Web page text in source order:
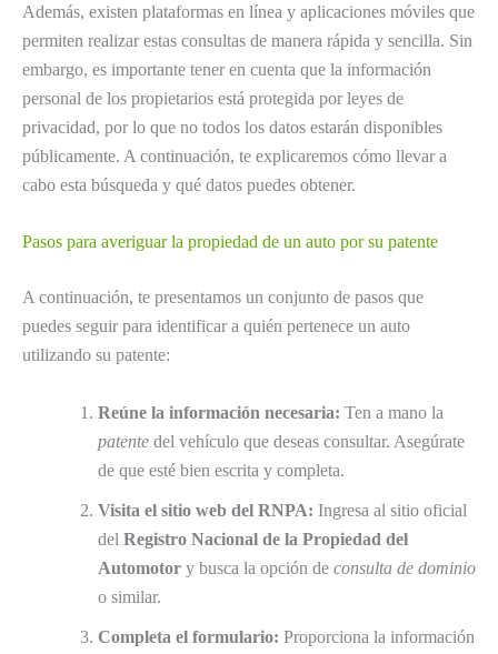
Además, existen plataformas en línea y aplicaciones móviles que
permiten realizar estas consultas de manera rápida y sencilla. Sin
embargo, es importante tener en cuenta que la información
personal de los propietarios está protegida por leyes de
privacidad, por lo que no todos los datos estarán disponibles
públicamente. A continuación, te explicaremos cómo llevar a
cabo esta búsqueda y qué datos puedes obtener.
Pasos para averiguar la propiedad de un auto por su patente
A continuación, te presentamos un conjunto de pasos que
puedes seguir para identificar a quién pertenece un auto
utilizando su patente:
Reúne la información necesaria: Ten a mano la
patente del vehículo que deseas consultar. Asegúrate
de que esté bien escrita y completa.
Visita el sitio web del RNPA: Ingresa al sitio oficial
del Registro Nacional de la Propiedad del
Automotor y busca la opción de consulta de dominio
o similar.
Completa el formulario: Proporciona la información